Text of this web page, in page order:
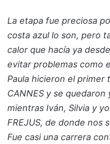
La etapa fue preciosa
costa azul lo son, pero
calor que hacía ya
evitar problemas como
Paula hicieron el primer
CANNES y se quedaron
mientras Iván, Silvia y
FREJUS, de donde nos
Fue casi una carrera